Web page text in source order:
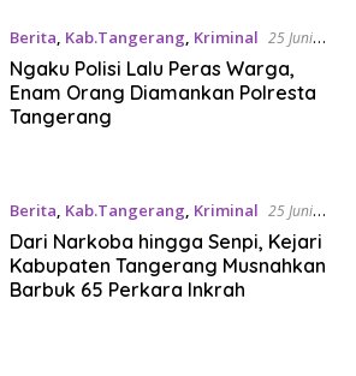
Berita, Kab.Tangerang, Kriminal 25 Juni
2026
Ngaku Polisi Lalu Peras Warga,
Enam Orang Diamankan Polresta
Tangerang
Berita, Kab.Tangerang, Kriminal 25 Juni
2026
Dari Narkoba hingga Senpi, Kejari
Kabupaten Tangerang Musnahkan
Barbuk 65 Perkara Inkrah